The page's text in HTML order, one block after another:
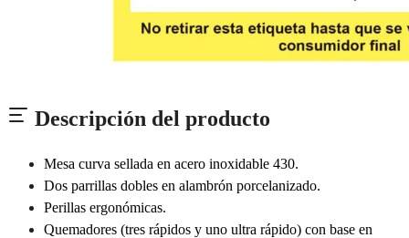
Descripción del producto
Mesa curva sellada en acero inoxidable 430.
Dos parrillas dobles en alambrón porcelanizado.
Perillas ergonómicas.
Quemadores (tres rápidos y uno ultra rápido) con base en